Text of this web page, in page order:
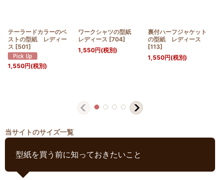
テーラードカラーのベ
ストの型紙 レディー
ス [501]
1,550円(税別)
ワークシャツの型紙
レディース [704]
1,550円(税別)
裏付ハーフジャケット
の型紙 レディース
[113]
1,550円(税別)
当サイトのサイズ一覧
型紙を買う前に知っておきたいこと